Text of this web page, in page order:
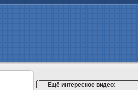
Ещё интересное видео: